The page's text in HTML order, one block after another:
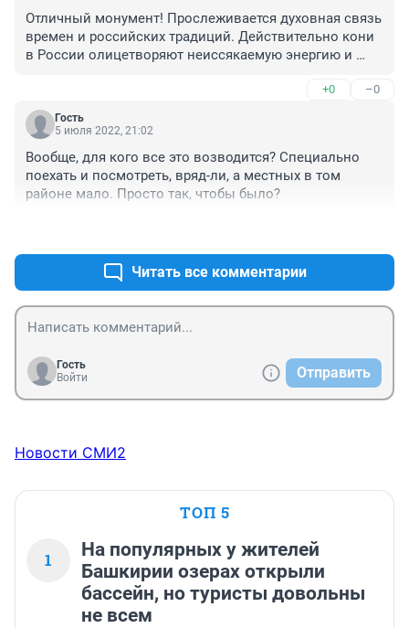
Отличный монумент! Прослеживается духовная связь
времен и российских традиций. Действительно кони
в России олицетворяют неиссякаемую энергию и
Седлать слонов, ослов, драконов - это как то не по
российски и не по нашенски.
+0 –0
Гость
5 июля 2022, 21:02
Вообще, для кого все это возводится? Специально
поехать и посмотреть, вряд-ли, а местных в том
районе мало. Просто так, чтобы было?
Читать все комментарии
Гость
Войти
Отправить
Новости СМИ2
ТОП 5
1
На популярных у жителей
Башкирии озерах открыли
бассейн, но туристы довольны
не всем